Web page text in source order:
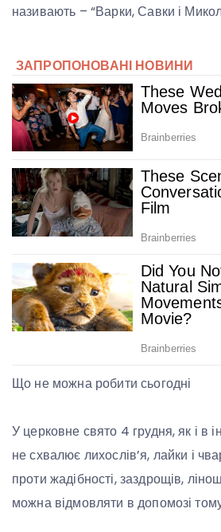
називають – “Варки, Савки і
Що не можна робити сьогодні
У церковне свято 4 грудня, як і в
не схвалює лихослів’я, лайки і
проти жадібності, заздрощів,
можна відмовляти в допомозі